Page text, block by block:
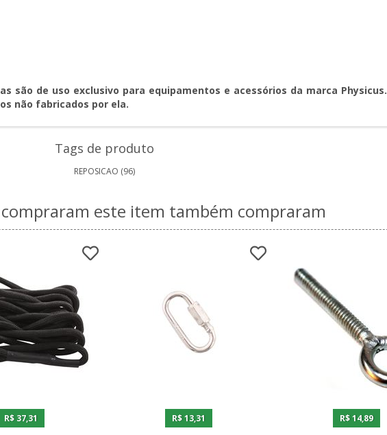
são de uso exclusivo para equipamentos e acessórios da marca Physicus.
não fabricados por ela.
Tags de produto
REPOSICAO (96)
este item também compraram
R$ 37,31 R$ 13,31 R$ 14,89